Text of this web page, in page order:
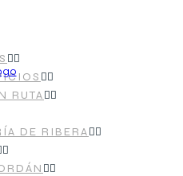
RUTA
DE RIBERA